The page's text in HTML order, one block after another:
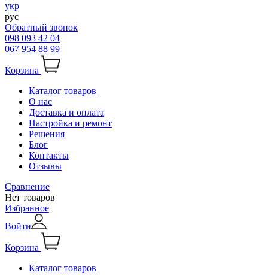
укр
рус
Обратный звонок
098 093 42 04
067 954 88 99
Корзина
Каталог товаров
О нас
Доставка и оплата
Настройка и ремонт
Решения
Блог
Контакты
Отзывы
Сравнение
Нет товаров
Избранное
Войти
Корзина
Каталог товаров